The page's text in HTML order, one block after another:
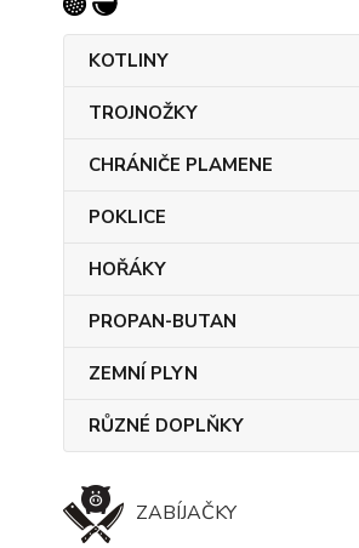
KOTLINY
TROJNOŽKY
CHRÁNIČE PLAMENE
POKLICE
HOŘÁKY
PROPAN-BUTAN
ZEMNÍ PLYN
RŮZNÉ DOPLŇKY
ZABÍJAČKY